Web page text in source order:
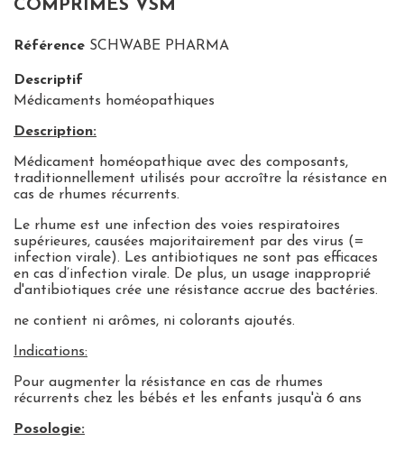
COMPRIMES VSM
Référence SCHWABE PHARMA
Descriptif
Médicaments homéopathiques
Description:
Médicament homéopathique avec des composants,
traditionnellement utilisés pour accroître la résistance en
cas de rhumes récurrents.
Le rhume est une infection des voies respiratoires
supérieures, causées majoritairement par des virus (=
infection virale). Les antibiotiques ne sont pas efficaces
en cas d’infection virale. De plus, un usage inapproprié
d'antibiotiques crée une résistance accrue des bactéries.
ne contient ni arômes, ni colorants ajoutés.
Indications:
Pour augmenter la résistance en cas de rhumes
récurrents chez les bébés et les enfants jusqu'à 6 ans
Posologie: